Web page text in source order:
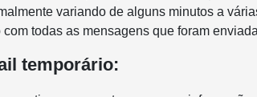
variando de alguns minutos a
todas as mensagens que foram
temporário: